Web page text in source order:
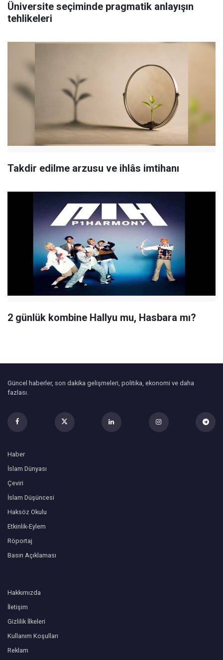
Üniversite seçiminde pragmatik anlayışın
tehlikeleri
Takdir edilme arzusu ve ihlâs imtihanı
2 günlük kombine Hallyu mu, Hasbara mı?
Güncel haberler, son dakika gelişmeleri, politika, ekonomi ve daha
fazlası.
Haber
İslam Dünyası
Çeviri
İslam Düşüncesi
Haksöz Okulu
Etkinlik-Eylem
Röportaj
Basın Açıklaması
Hakkımızda
İletişim
Gizlilik İlkeleri
Kullanım Koşulları
Reklam